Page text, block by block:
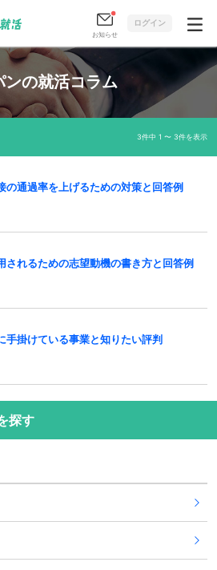
お知らせ
ログイン
ンの就活コラム
3件中 1 〜 3件を表示
の通過率を上げるための対策と回答例
されるための志望動機の書き方と回答例
手掛けている事業と知りたい評判
探す